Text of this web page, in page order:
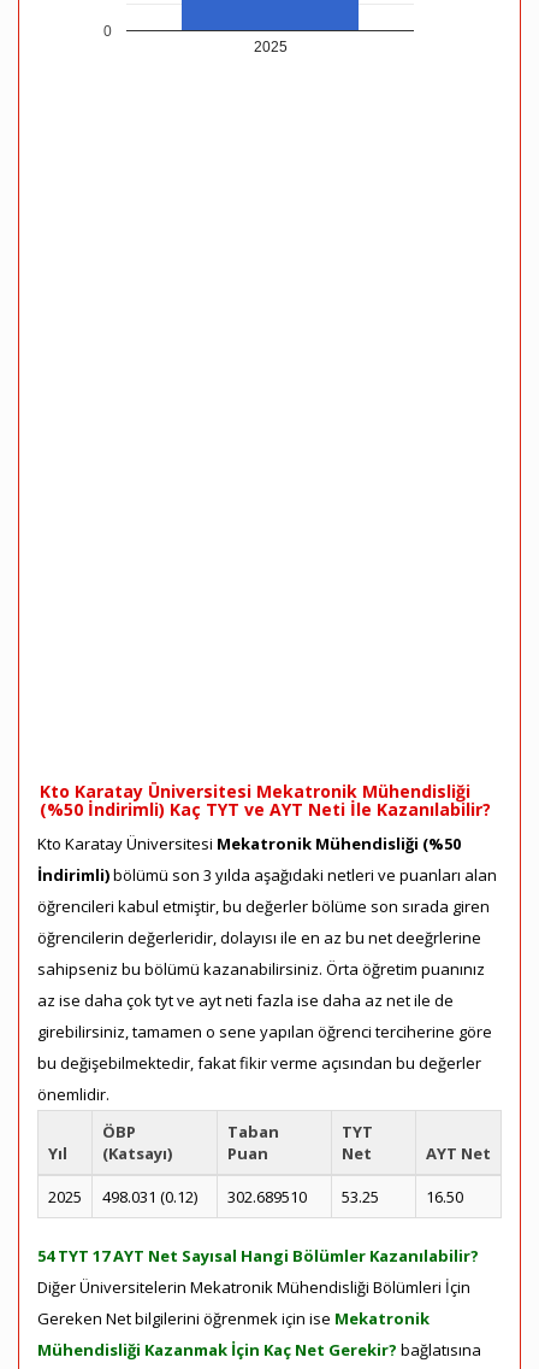
2025
0
Kto Karatay Üniversitesi Mekatronik Mühendisliği
(%50 İndirimli) Kaç TYT ve AYT Neti İle Kazanılabilir?
Kto Karatay Üniversitesi Mekatronik Mühendisliği (%50
İndirimli)bölümü son 3 yılda aşağıdaki netleri ve puanları alan
öğrencileri kabul etmiştir, bu değerler bölüme son sırada giren
öğrencilerin değerleridir, dolayısı ile en az bu net deeğrlerine
sahipseniz bu bölümü kazanabilirsiniz. Örta öğretim puanınız
az ise daha çok tyt ve ayt neti fazla ise daha az net ile de
girebilirsiniz, tamamen o sene yapılan öğrenci terciherine göre
bu değişebilmektedir, fakat fikir verme açısından bu değerler
önemlidir.
Yıl
ÖBP
(Katsayı)
Taban
Puan
TYT
Net
AYT Net
2025
498.031 (0.12) 302.689510 53.25 16.50
54 TYT 17 AYT Net Sayısal Hangi Bölümler Kazanılabilir?
Diğer Üniversitelerin Mekatronik Mühendisliği Bölümleri İçin
Gereken Net bilgilerini öğrenmek için ise Mekatronik
Mühendisliği Kazanmak İçin Kaç Net Gerekir? bağlatısına